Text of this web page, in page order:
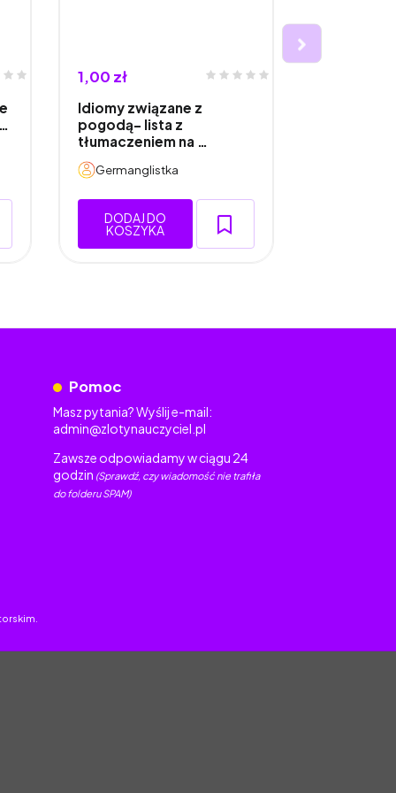
1,00 zł
Idiomy związane z
pogodą- lista z
tłumaczeniem na …
Germanglistka
DODAJ DO
KOSZYKA
Pomoc
Masz pytania? Wyślij e-mail:
admin@zlotynauczyciel.pl
Zawsze odpowiadamy w ciągu 24
godzin (Sprawdź, czy wiadomość nie trafiła
do folderu SPAM)